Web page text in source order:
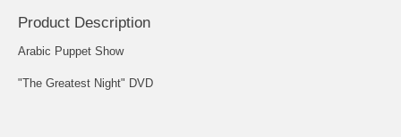
Product Description
Arabic Puppet Show
"The Greatest Night" DVD